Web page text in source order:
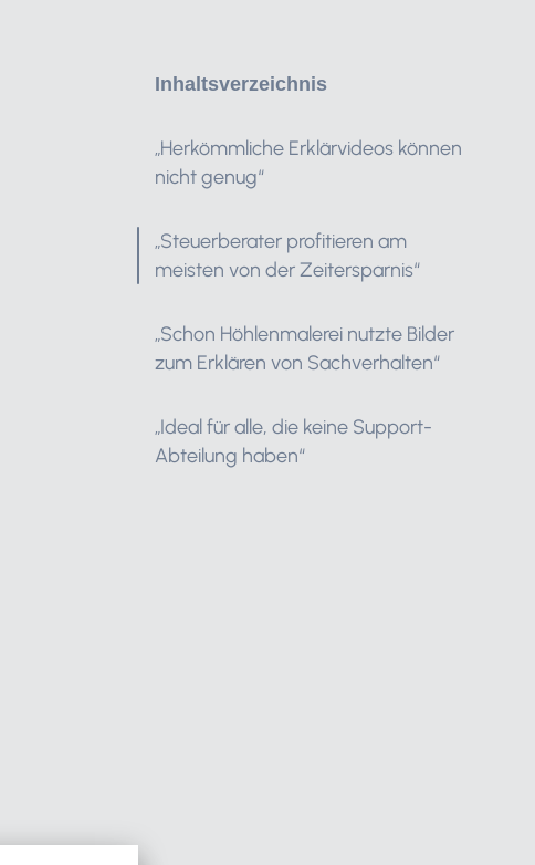
Inhaltsverzeichnis
„Herkömmliche Erklärvideos können
nicht genug“
„Steuerberater profitieren am
meisten von der Zeitersparnis“
„Schon Höhlenmalerei nutzte Bilder
zum Erklären von Sachverhalten“
„Ideal für alle, die keine Support-
Abteilung haben“